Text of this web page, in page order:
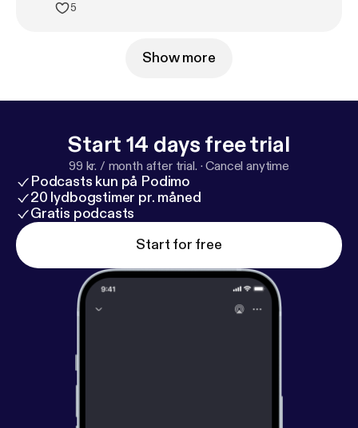
5
Show more
Start 14 days free trial
99 kr. / month after trial. ·Cancel anytime
Podcasts kun på Podimo
20 lydbogstimer pr. måned
Gratis podcasts
Start for free